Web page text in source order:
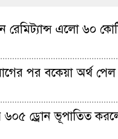
রেমিট্যান্স এলো ৬০
পর বকেয়া অর্থ পেল
৬০৫ ড্রোন ভূপাতিত